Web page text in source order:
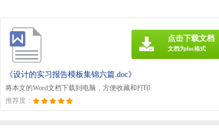
《设计的实习报告模板集锦六篇.doc》
将本文的Word文档下载到电脑，方便收藏和打印
推荐度：
点击下载文档
文档为doc格式